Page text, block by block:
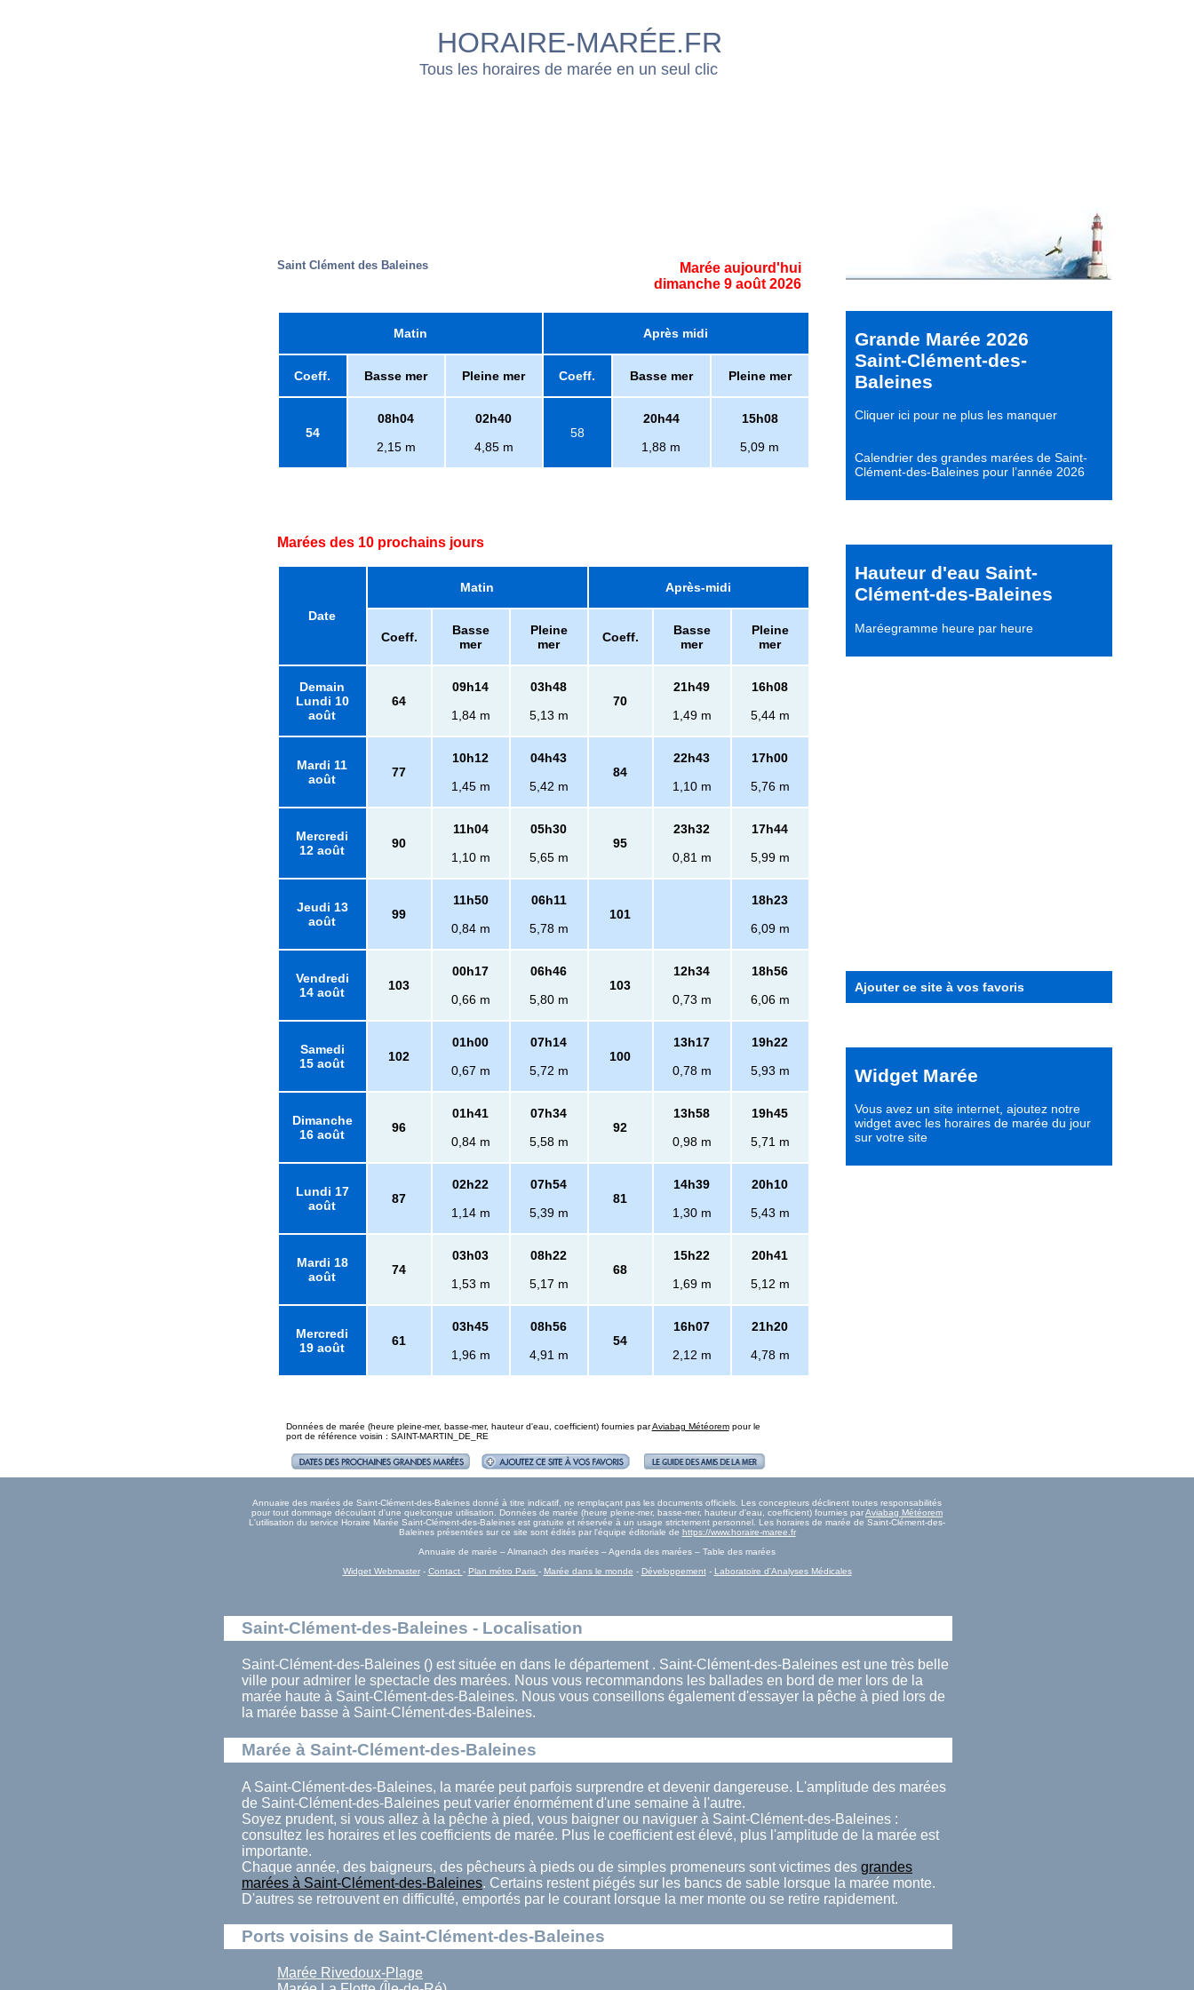
HORAIRE-MARÉE.FR
Tous les horaires de marée en un seul clic
Saint Clément des Baleines
Marée aujourd'hui
dimanche 9 août 2026
Matin Après midi
Coeff. Basse mer Pleine mer Coeff. Basse mer Pleine mer
54
08h04
2,15 m
02h40
4,85 m
58
20h44
1,88 m
15h08
5,09 m
Marées des 10 prochains jours
Date
Matin Après-midi
Coeff.
Basse
mer
Pleine
mer
Coeff.
Basse
mer
Pleine
mer
Demain
Lundi 10
août
64
09h14
1,84 m
03h48
5,13 m
70
21h49
1,49 m
16h08
5,44 m
Mardi 11
août
77
10h12
1,45 m
04h43
5,42 m
84
22h43
1,10 m
17h00
5,76 m
Mercredi
12 août
90
11h04
1,10 m
05h30
5,65 m
95
23h32
0,81 m
17h44
5,99 m
Jeudi 13
août
99
11h50
0,84 m
06h11
5,78 m
101
18h23
6,09 m
Vendredi
14 août
103
00h17
0,66 m
06h46
5,80 m
103
12h34
0,73 m
18h56
6,06 m
Samedi
15 août
102
01h00
0,67 m
07h14
5,72 m
100
13h17
0,78 m
19h22
5,93 m
Dimanche
16 août
96
01h41
0,84 m
07h34
5,58 m
92
13h58
0,98 m
19h45
5,71 m
Lundi 17
août
87
02h22
1,14 m
07h54
5,39 m
81
14h39
1,30 m
20h10
5,43 m
Mardi 18
août
74
03h03
1,53 m
08h22
5,17 m
68
15h22
1,69 m
20h41
5,12 m
Mercredi
19 août
61
03h45
1,96 m
08h56
4,91 m
54
16h07
2,12 m
21h20
4,78 m
Données de marée (heure pleine-mer, basse-mer, hauteur d'eau, coefficient) fournies parAviabag Météorempour le
port de référence voisin : SAINT-MARTIN_DE_RE
Grande Marée 2026
Saint-Clément-des-
Baleines
Cliquer ici pour ne plus les manquer
Calendrier des grandes marées de Saint-
Clément-des-Baleines pour l’année 2026
Hauteur d'eau Saint-
Clément-des-Baleines
Maréegramme heure par heure
Ajouter ce site à vos favoris
Widget Marée
Vous avez un site internet, ajoutez notre
widget avec les horaires de marée du jour
sur votre site
Annuaire des marées de Saint-Clément-des-Baleines donné à titre indicatif, ne remplaçant pas les documents officiels. Les concepteurs déclinent toutes responsabilités
pour tout dommage découlant d'une quelconque utilisation. Données de marée (heure pleine-mer, basse-mer, hauteur d'eau, coefficient) fournies parAviabag Météorem
L'utilisation du service Horaire Marée Saint-Clément-des-Baleines est gratuite et réservée à un usage strictement personnel. Les horaires de marée de Saint-Clément-des-
Baleines présentées sur ce site sont édités par l'équipe éditoriale de https://www.horaire-maree.fr
Annuaire de marée – Almanach des marées – Agenda des marées – Table des marées
Widget Webmaster- Contact - Plan métro Paris - Marée dans le monde - Développement- Laboratoire d'Analyses Médicales
Saint-Clément-des-Baleines - Localisation
Saint-Clément-des-Baleines () est située en dans le département . Saint-Clément-des-Baleines est une très belle
ville pour admirer le spectacle des marées. Nous vous recommandons les ballades en bord de mer lors de la
marée haute à Saint-Clément-des-Baleines. Nous vous conseillons également d'essayer la pêche à pied lors de
la marée basse à Saint-Clément-des-Baleines.
Marée à Saint-Clément-des-Baleines
A Saint-Clément-des-Baleines, la marée peut parfois surprendre et devenir dangereuse. L'amplitude des marées
de Saint-Clément-des-Baleines peut varier énormément d'une semaine à l'autre.
Soyez prudent, si vous allez à la pêche à pied, vous baigner ou naviguer à Saint-Clément-des-Baleines :
consultez les horaires et les coefficients de marée. Plus le coefficient est élevé, plus l'amplitude de la marée est
importante.
Chaque année, des baigneurs, des pêcheurs à pieds ou de simples promeneurs sont victimes des grandes
marées à Saint-Clément-des-Baleines. Certains restent piégés sur les bancs de sable lorsque la marée monte.
D'autres se retrouvent en difficulté, emportés par le courant lorsque la mer monte ou se retire rapidement.
Ports voisins de Saint-Clément-des-Baleines
Marée Rivedoux-Plage